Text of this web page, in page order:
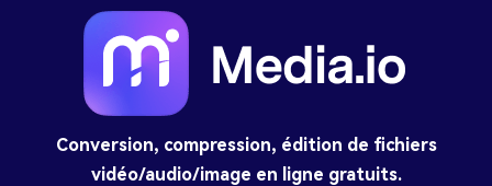
Conversion, compression, édition de fichiers
vidéo/audio/image en ligne gratuits.